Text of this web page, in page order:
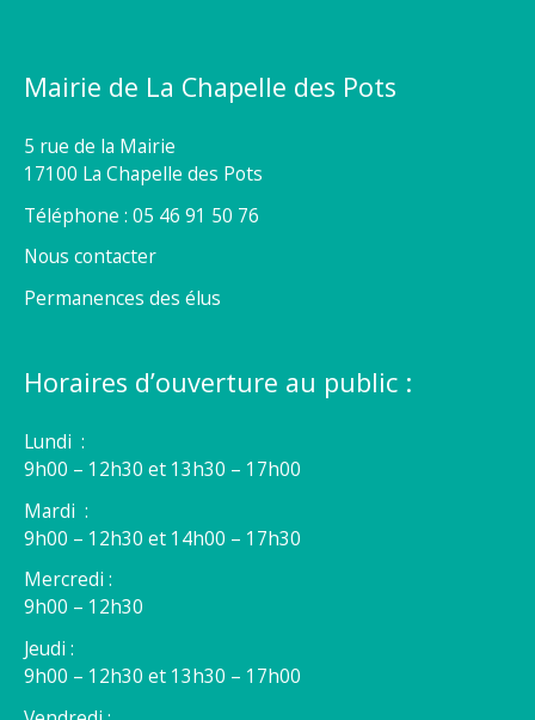
Mairie de La Chapelle des Pots
5 rue de la Mairie
17100 La Chapelle des Pots
Téléphone : 05 46 91 50 76
Nous contacter
Permanences des élus
Horaires d’ouverture au public :
Lundi :
9h00 – 12h30 et 13h30 – 17h00
Mardi :
9h00 – 12h30 et 14h00 – 17h30
Mercredi :
9h00 – 12h30
Jeudi :
9h00 – 12h30 et 13h30 – 17h00